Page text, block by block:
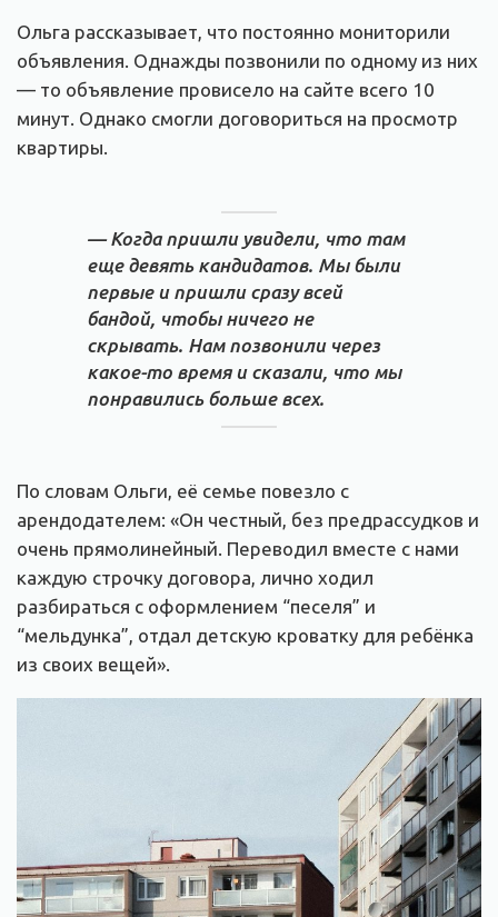
Ольга рассказывает, что постоянно мониторили
объявления. Однажды позвонили по одному из них
— то объявление провисело на сайте всего 10
минут. Однако смогли договориться на просмотр
квартиры.
— Когда пришли увидели, что там
еще девять кандидатов. Мы были
первые и пришли сразу всей
бандой, чтобы ничего не
скрывать. Нам позвонили через
какое-то время и сказали, что мы
понравились больше всех.
По словам Ольги, её семье повезло с
арендодателем: «Он честный, без предрассудков и
очень прямолинейный. Переводил вместе с нами
каждую строчку договора, лично ходил
разбираться с оформлением “песеля” и
“мельдунка”, отдал детскую кроватку для ребёнка
из своих вещей».